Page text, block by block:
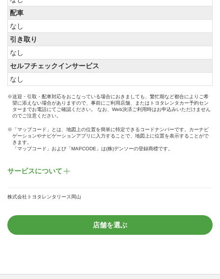
配車
なし
引き取り
なし
セルフチェックインサービス
なし
※送迎・引取・配車対応をおこなっている場合におきましても、繁忙期など都合によりご希
望に添えない場合がありますので、事前にご利用店舗、またはトヨタレンタカー予約セン
ターまでお電話にてご確認ください。 なお、Web決済ご利用時はお申込みいただけません
のでご注意ください。
※「マップコード」とは、地図上の位置を簡単に特定できるコードナンバーです。カーナビ
ゲーションやナビゲーションアプリに入力することで、地図上に位置を表示することがで
きます。
「マップコード」および「MAPCODE」は(株)デンソーの登録商標です。
サービスについて
株式会社トヨタレンタリース岡山
店舗を選ぶ